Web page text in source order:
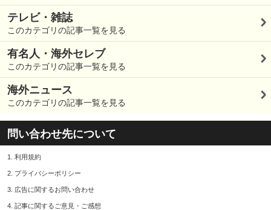
テレビ・雑誌
このカテゴリの記事一覧を見る
有名人・海外セレブ
このカテゴリの記事一覧を見る
海外ニュース
このカテゴリの記事一覧を見る
問い合わせ先について
1. 利用規約
2. プライバシーポリシー
3. 広告に関するお問い合わせ
4. 記事に関するご意見・ご感想